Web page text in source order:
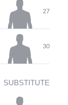
27
30
SUBSTITUTE